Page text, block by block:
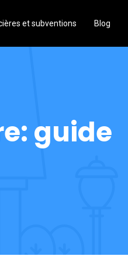
et subventions Blog
guide